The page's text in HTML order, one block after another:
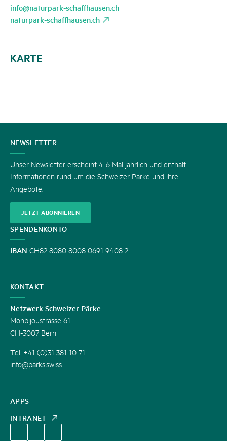
info@naturpark-schaffhausen.ch
naturpark-schaffhausen.ch
KARTE
KONTAKT
APPS
INTRANET
NEWSLETTER
Unser Newsletter erscheint 4-6 Mal jährlich und enthält
Informationen rund um die Schweizer Pärke und ihre
Angebote.
JETZT ABONNIEREN
SPENDENKONTO
IBAN CH82 8080 8008 0691 9408 2
KONTAKT
Netzwerk Schweizer Pärke
Monbijoustrasse 61
CH-3007 Bern
Tel. +41 (0)31 381 10 71
info@parks.swiss